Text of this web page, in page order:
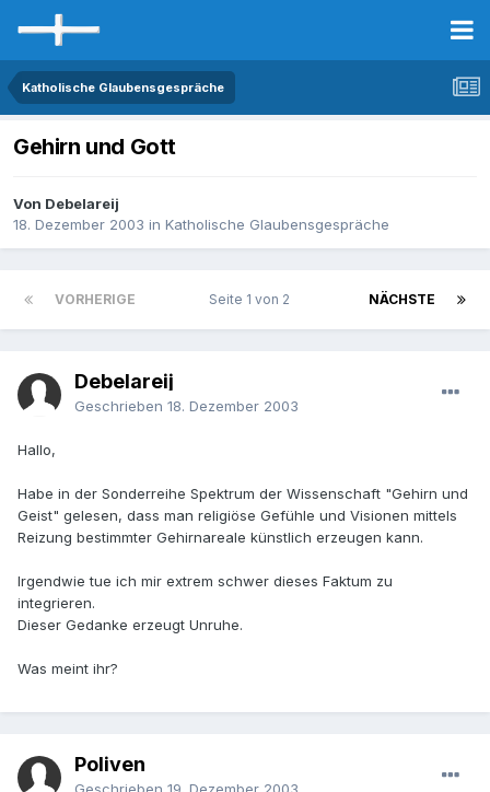
Katholische Glaubensgespräche
Gehirn und Gott
Von Debelareij
18. Dezember 2003 in Katholische Glaubensgespräche
VORHERIGE NÄCHSTE
Seite 1 von 2
Debelareij
Geschrieben 18. Dezember 2003
Hallo,
Habe in der Sonderreihe Spektrum der Wissenschaft "Gehirn und
Geist" gelesen, dass man religiöse Gefühle und Visionen mittels
Reizung bestimmter Gehirnareale künstlich erzeugen kann.
Irgendwie tue ich mir extrem schwer dieses Faktum zu
integrieren.
Dieser Gedanke erzeugt Unruhe.
Was meint ihr?
Poliven